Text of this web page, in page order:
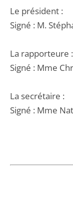
Le président :
Signé : M.
La rapporteure :
Signé : Mme
La secrétaire :
Signé : Mme